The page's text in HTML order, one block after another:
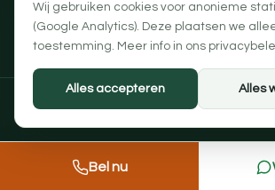
Privacybeleid
Algemene voorwaarden
Bel nu
Wij gebruiken cookies voor anonieme
(Google Analytics). Deze plaatsen we
toestemming. Meer info in ons
Alles accepteren Alles